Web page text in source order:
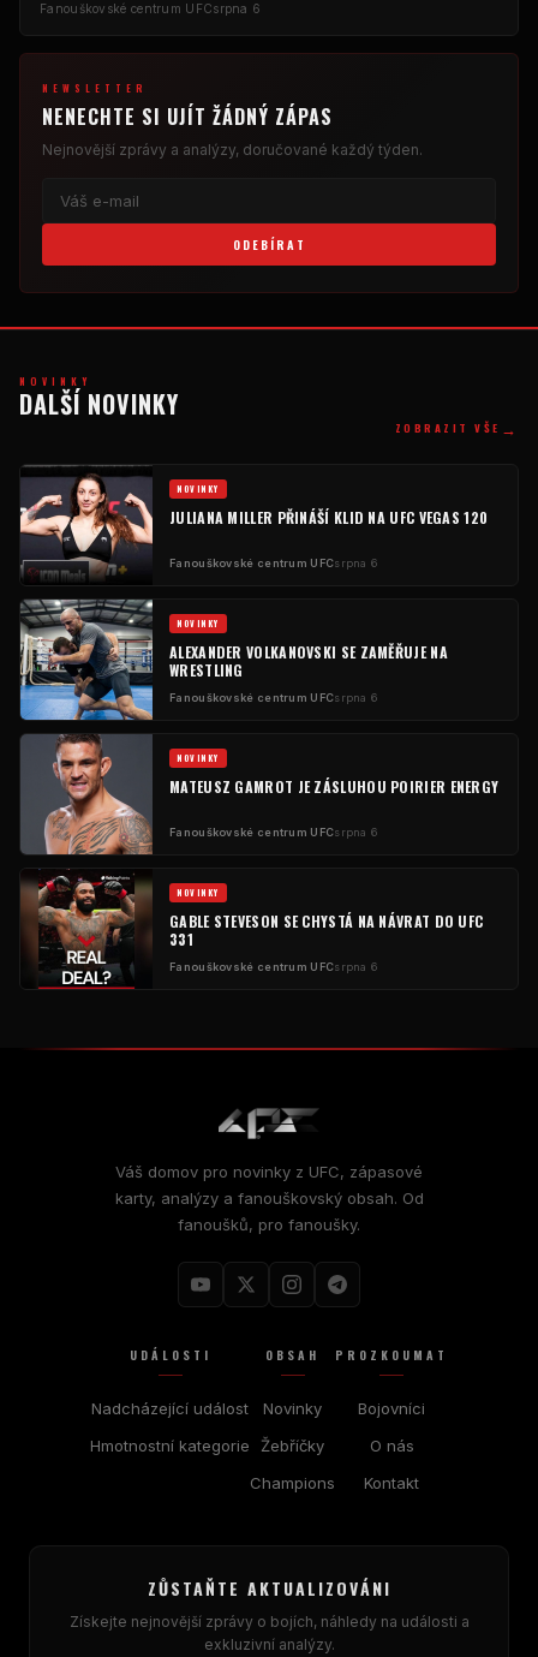
Fanouškovské centrum UFCsrpna 6
NEWSLETTER
NENECHTE SI UJÍT ŽÁDNÝ ZÁPAS
Nejnovější zprávy a analýzy, doručované každý týden.
ODEBÍRAT
NOVINKY
DALŠÍ NOVINKY
ZOBRAZIT VŠE →
NOVINKY
JULIANA MILLER PŘINÁŠÍ KLID NA UFC VEGAS 120
Fanouškovské centrum UFCsrpna 6
NOVINKY
ALEXANDER VOLKANOVSKI SE ZAMĚŘUJE NA
WRESTLING
Fanouškovské centrum UFCsrpna 6
NOVINKY
MATEUSZ GAMROT JE ZÁSLUHOU POIRIER ENERGY
Fanouškovské centrum UFCsrpna 6
NOVINKY
GABLE STEVESON SE CHYSTÁ NA NÁVRAT DO UFC
331
Fanouškovské centrum UFCsrpna 6
Váš domov pro novinky z UFC, zápasové
karty, analýzy a fanouškovský obsah. Od
fanoušků, pro fanoušky.
UDÁLOSTI
Nadcházející událost
Hmotnostní kategorie
OBSAH
Novinky
Žebříčky
Champions
PROZKOUMAT
Bojovníci
O nás
Kontakt
ZŮSTAŇTE AKTUALIZOVÁNI
Získejte nejnovější zprávy o bojích, náhledy na události a
exkluzivní analýzy.